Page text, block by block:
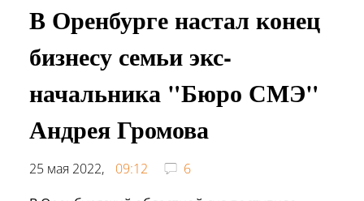
В Оренбурге настал конец
бизнесу семьи экс-
начальника "Бюро СМЭ"
Андрея Громова
25 мая 2022, 09:12
6